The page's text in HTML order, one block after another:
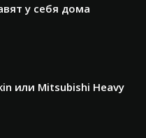
у себя дома
или Mitsubishi Heavy